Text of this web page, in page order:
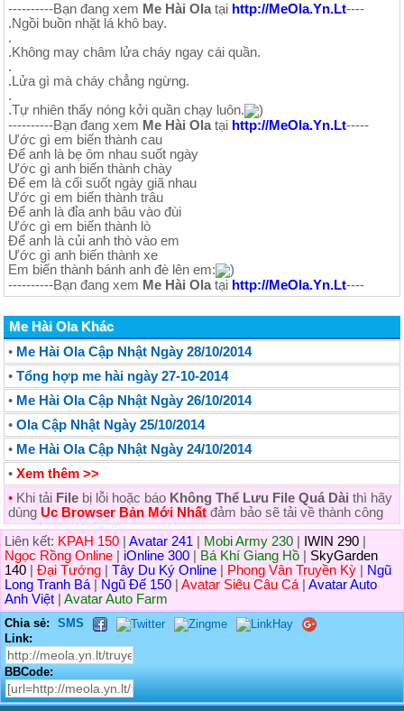
----------Bạn đang xem Me Hài Ola tại http://MeOla.Yn.Lt----
.Ngồi buồn nhặt lá khô bay.
.
.Không may châm lửa cháy ngay cái quần.
.
.Lửa gì mà cháy chẳng ngừng.
.
.Tự nhiên thấy nóng kởi quần chạy luôn.
)
----------Bạn đang xem Me Hài Ola tại http://MeOla.Yn.Lt-----
Ước gì em biến thành cau
Để anh là bẹ ôm nhau suốt ngày
Ước gì anh biến thành chày
Để em là cối suốt ngày giã nhau
Ước gì em biến thành trâu
Để anh là đỉa anh bâu vào đùi
Ước gì em biến thành lò
Để anh là củi anh thò vào em
Ước gì anh biến thành xe
Em biến thành bánh anh đè lên em:
)
----------Bạn đang xem Me Hài Olatại http://MeOla.Yn.Lt----
Me Hài Ola Khác
• Me Hài Ola Cập Nhật Ngày 28/10/2014
• Tổng hợp me hài ngày 27-10-2014
• Me Hài Ola Cập Nhật Ngày 26/10/2014
• Ola Cập Nhật Ngày 25/10/2014
• Me Hài Ola Cập Nhật Ngày 24/10/2014
• Xem thêm >>
• Khi tải File bị lỗi hoặc báo Không Thể Lưu File Quá Dài thì hãy
dùng Uc Browser Bản Mới Nhất đảm bảo sẽ tải về thành công
Liên kết: KPAH 150 Avatar 241 Mobi Army 230 IWIN 290
Ngọc Rồng Online
iOnline 300 Bá Khí Giang Hồ
SkyGarden
140
Đại Tướng Tây Du Ký Online Phong Vân Truyền Kỳ
Ngũ
Long Tranh Bá| Ngũ Đế 150 Avatar Siêu Câu Cá| Avatar Auto
Anh Việt
Avatar Auto Farm
Chia sẻ:
SMS
Link:
BBCode: